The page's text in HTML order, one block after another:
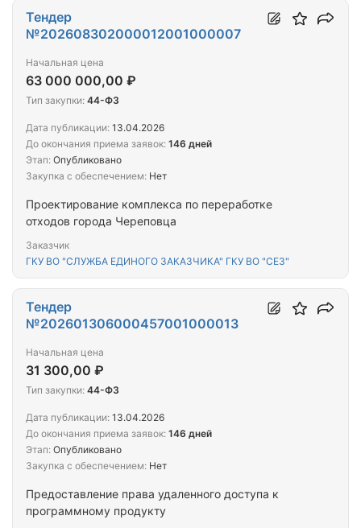
Проектирование комплекса по переработке
отходов города Череповца
Заказчик
ГКУ ВО "СЛУЖБА ЕДИНОГО ЗАКАЗЧИКА" ГКУ ВО "СЕЗ"
Тендер
№202608302000012001000007
Начальная цена
63 000 000,00 ₽
Тип закупки: 44-ФЗ
Дата публикации: 13.04.2026
До окончания приема заявок: 146 дней
Этап: Опубликовано
Закупка с обеспечением: Нет
Предоставление права удаленного доступа к
программному продукту
Тендер
№202601306000457001000013
Начальная цена
31 300,00 ₽
Тип закупки: 44-ФЗ
Дата публикации: 13.04.2026
До окончания приема заявок: 146 дней
Этап: Опубликовано
Закупка с обеспечением: Нет